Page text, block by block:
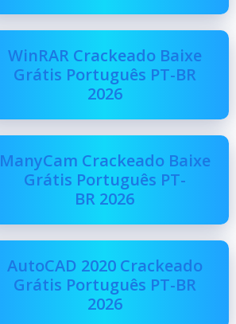
WinRAR Crackeado Baixe
Grátis Português PT-BR
2026
ManyCam Crackeado Baixe
Grátis Português PT-
BR 2026
AutoCAD 2020 Crackeado
Grátis Português PT-BR
2026